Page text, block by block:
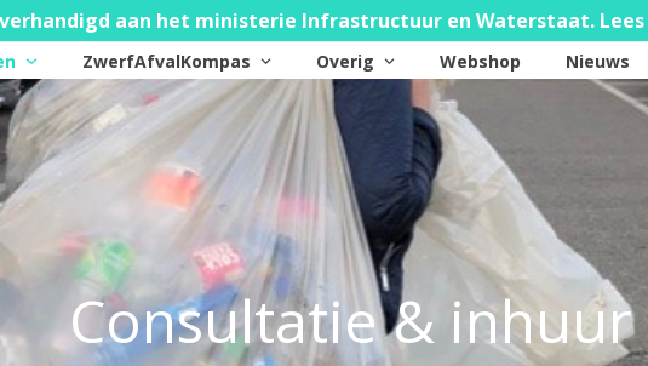
aan het ministerie Infrastructuur en Waterstaat.
ZwerfAfvalKompas Overig Webshop Nieuws
Consultatie & inhuur